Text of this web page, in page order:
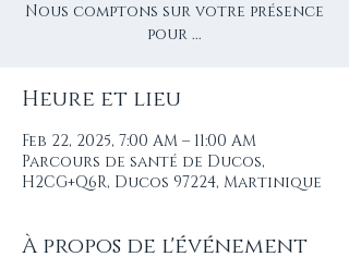
Nous comptons sur votre présence
pour ...
Heure et lieu
Feb 22, 2025, 7:00 AM – 11:00 AM
Parcours de santé de Ducos,
H2CG+Q6R, Ducos 97224, Martinique
À propos de l'événement